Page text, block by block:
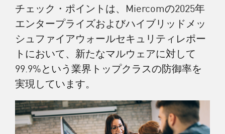
チェック・ポイントは、Miercomの2025年
エンタープライズおよびハイブリッドメッ
シュファイアウォールセキュリティレポー
トにおいて、新たなマルウェアに対して
99.9%という業界トップクラスの防御率を
実現しています。